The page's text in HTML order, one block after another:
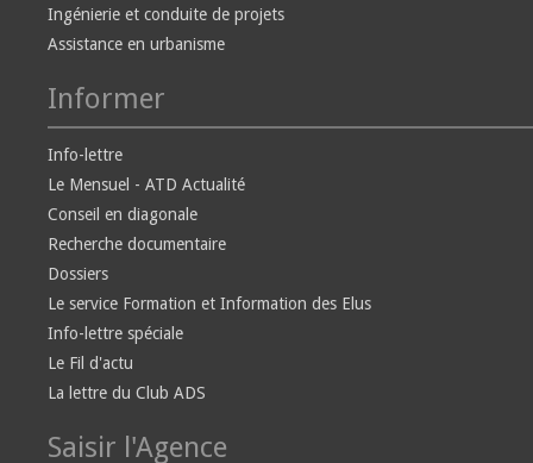
Ingénierie et conduite de projets
Assistance en urbanisme
Informer
Info-lettre
Le Mensuel - ATD Actualité
Conseil en diagonale
Recherche documentaire
Dossiers
Le service Formation et Information des Elus
Info-lettre spéciale
Le Fil d'actu
La lettre du Club ADS
Saisir l'Agence